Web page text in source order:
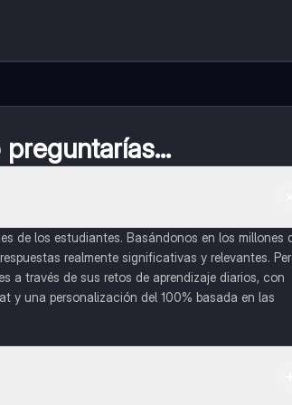
de los estudiantes. Basándonos en los millones
realmente significativas y relevantes.
a través de sus retos de aprendizaje diarios, con
y una personalización del 100% basada en las